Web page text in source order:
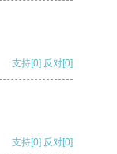
支持[0] 反对[0]
支持[0] 反对[0]